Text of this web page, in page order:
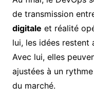
de transmission
digitale et réalité
lui, les idées restent
Avec lui, elles
ajustées à un
du marché.